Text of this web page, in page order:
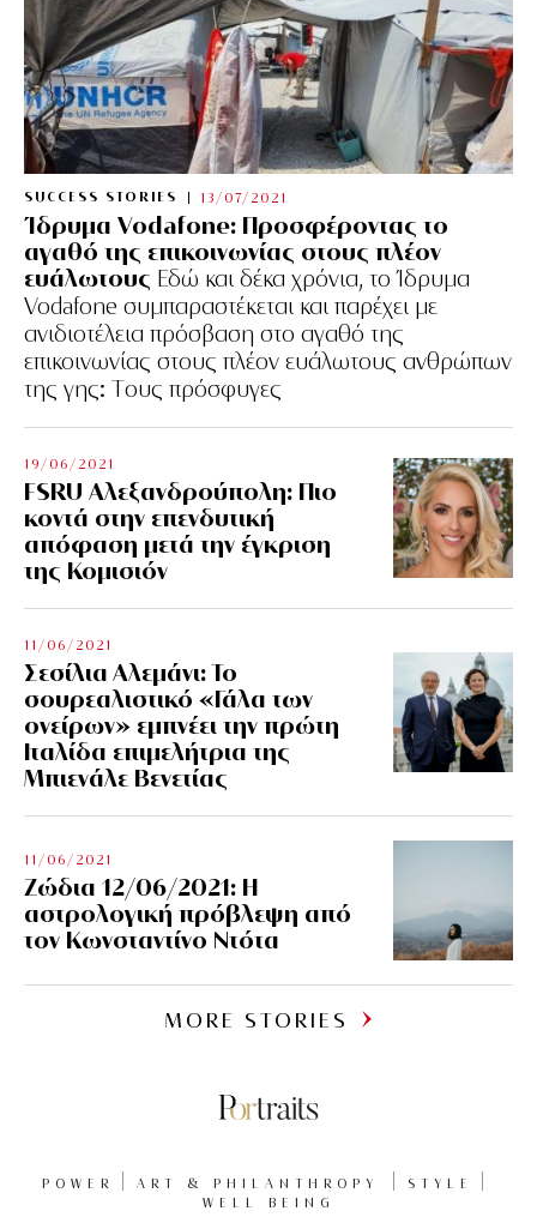
SUCCESS STORIES 13/07/2021
Ίδρυμα Vodafone: Προσφέροντας το
αγαθό της επικοινωνίας στους πλέον
ευάλωτους Εδώ και δέκα χρόνια, το Ίδρυμα
Vodafone συμπαραστέκεται και παρέχει με
ανιδιοτέλεια πρόσβαση στο αγαθό της
επικοινωνίας στους πλέον ευάλωτους ανθρώπων
της γης: Tους πρόσφυγες
19/06/2021
FSRU Αλεξανδρούπολη: Πιο
κοντά στην επενδυτική
απόφαση μετά την έγκριση
της Κομισιόν
11/06/2021
Σεσίλια Αλεμάνι: Το
σουρεαλιστικό «Γάλα των
ονείρων» εμπνέει την πρώτη
Ιταλίδα επιμελήτρια της
Μπιενάλε Βενετίας
11/06/2021
Ζώδια 12/06/2021: Η
αστρολογική πρόβλεψη από
τον Κωνσταντίνο Ντότα
MORE STORIES
POWER ART & PHILANTHROPY
STYLE
WELL BEING